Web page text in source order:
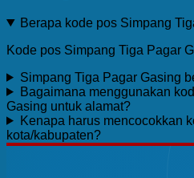
Berapa kode pos Simpang
Kode pos Simpang Tiga Pagar
Simpang Tiga Pagar Gasing
Bagaimana menggunakan
Gasing untuk alamat?
Kenapa harus mencocokkan
kota/kabupaten?